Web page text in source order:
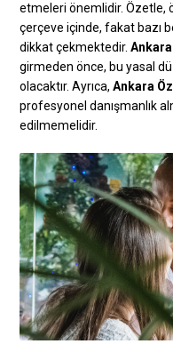
etmeleri önemlidir. Özetle,
çerçeve içinde, fakat bazı
dikkat çekmektedir.
girmeden önce, bu yasal
olacaktır. Ayrıca,Ankara
profesyonel danışmanlık
edilmemelidir.